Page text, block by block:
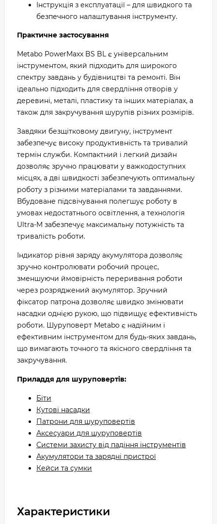
Інструкція з експлуатації – для швидкого та
безпечного налаштування інструменту.
Практичне застосування
Metabo PowerMaxx BS BL є універсальним
інструментом, який підходить для широкого
спектру завдань у будівництві та ремонті. Він
ідеально підходить для свердління отворів у
деревині, металі, пластику та інших матеріалах, а
також для закручування шурупів різних розмірів.
Завдяки безщітковому двигуну, інструмент
забезпечує високу продуктивність та тривалий
термін служби. Компактний і легкий дизайн
дозволяє зручно працювати у важкодоступних
місцях, а дві швидкості забезпечують оптимальну
роботу з різними матеріалами та завданнями.
Вбудоване підсвічування полегшує роботу в
умовах недостатнього освітлення, а технологія
Ultra-M забезпечує максимальну потужність та
тривалість роботи.
Індикатор рівня заряду акумулятора дозволяє
зручно контролювати робочий процес,
зменшуючи ймовірність переривання роботи
через розряджений акумулятор. Зручний
фіксатор патрона дозволяє швидко змінювати
насадки однією рукою, що підвищує ефективність
роботи. Шуруповерт Metabo є надійним і
ефективним інструментом для будь-яких завдань,
що вимагають точного та якісного свердління та
закручування.
Приладдя для шуруповертів:
Біти
Кутові насадки
Патрони для шуруповертів
Аксесуари для шуруповертів
Системи захисту від падіння інструментів
Акумулятори та зарядні пристрої
Кейси та сумки
Характеристики